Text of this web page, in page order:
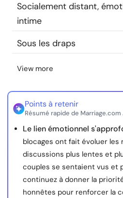
Trouver un thérapeute
Langue
À propos de nous
© Copyright 2026. Tous
Socialement distant,
intime
Sous les draps
View more
Points à retenir
Résumé rapide de Marriage.com
Le lien émotionnel
blocages ont fait évoluer
discussions plus lentes et
couples se sentaient vus et
continuez à donner la
honnêtes pour renforcer la